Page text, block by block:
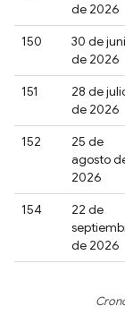
de 2026
150
30 de
de 2026
151
28 de
de 2026
152
25 de
agosto
2026
154
22 de
de 2026